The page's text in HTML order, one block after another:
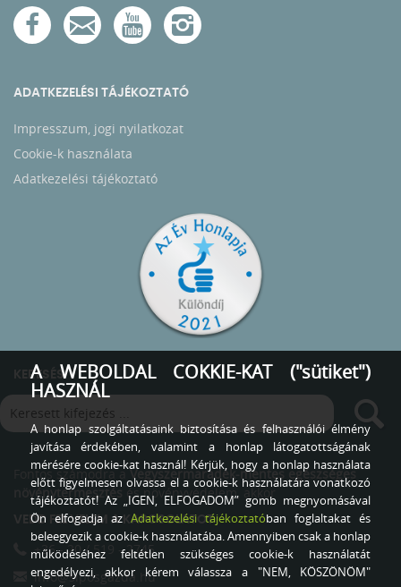
ADATKEZELÉSI TÁJÉKOZTATÓ
Impresszum, jogi nyilatkozat
Cookie-k használata
Adatkezelési tájékoztató
KERESÉS
Fontos számodra aVegyszermaradék-mentes egészséges
növénytermesztés és növényvédelem, akkor
VEDD FEL VELEM A KAPCSOLATOT
+36 - 20 / 519 - 2745
info@siposgazda.hu
A WEBOLDAL COKKIE-KAT ("sütiket")
HASZNÁL
A honlap szolgáltatásaink biztosítása és felhasználói élmény
javítása érdekében, valamint a honlap látogatottságának
mérésére cookie-kat használ! Kérjük, hogy a honlap használata
előtt figyelmesen olvassa el a cookie-k használatára vonatkozó
tájékoztatót! Az „IGEN, ELFOGADOM” gomb megnyomásával
Ön elfogadja azAdatkezelési tájékoztatóban foglaltakat és
beleegyezik a cookie-k használatába. Amennyiben csak a honlap
működéséhez feltétlen szükséges cookie-k használatát
engedélyezi, akkor kérem válassza a "NEM, KÖSZÖNÖM"